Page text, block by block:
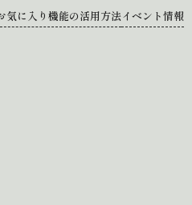
気に入り機能の活用方法イベント情報